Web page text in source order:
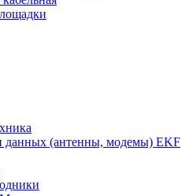
данных (антенны, модемы) EKF